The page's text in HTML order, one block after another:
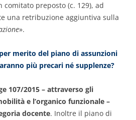
preposto (c. 129), ad
una retribuzione aggiuntiva sulla
».
merito del piano di assunzioni
più precari né supplenze?
107/2015 – attraverso gli
e l’organico funzionale –
docente. Inoltre il piano di